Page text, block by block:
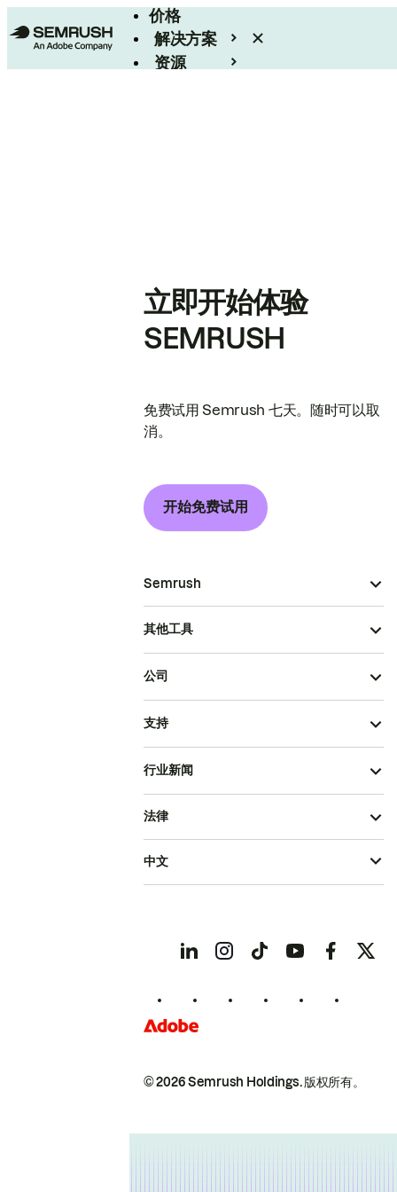
价格
解决方案
资源
立即开始体验
SEMRUSH
免费试用 Semrush 七天。随时可以取
消。
开始免费试用
Semrush
其他工具
公司
支持
行业新闻
© 2026 Semrush Holdings.版权所有。
法律
中文